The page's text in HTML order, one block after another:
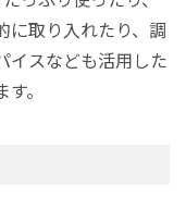
に取り入れたり、調
イスなども活用した
。